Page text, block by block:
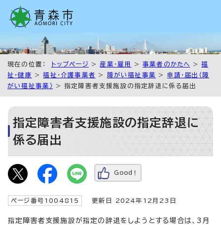
現在の位置： トップページ > 産業・雇用 >事業者のかたへ >福
祉・健康
>福祉・介護事業者 > 障がい福祉事業 >
申請・届出（障
がい福祉事業）
> 指定障害者支援施設の指定辞退に係る届出
指定障害者支援施設の指定辞退に
係る届出
Good！
ページ番号1004815 更新日 2024年12月23日
指定障害者支援施設が指定の辞退をしようとする場合は、3月